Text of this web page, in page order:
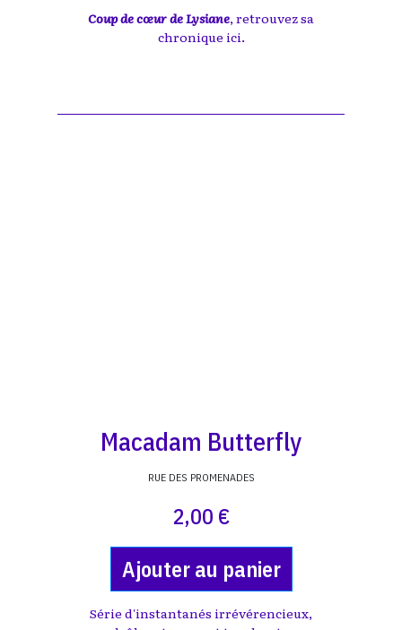
Coup de cœur de Lysiane, retrouvez sa
chronique ici.
Macadam Butterfly
RUE DES PROMENADES
2,00 €
Ajouter au panier
Série d'instantanés irrévérencieux,